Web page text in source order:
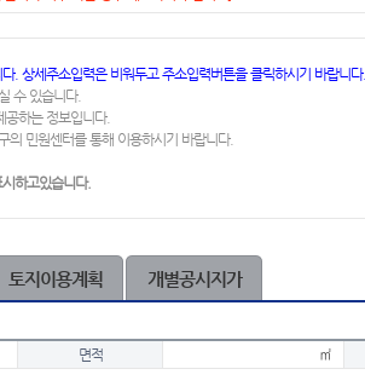
. 상세주소입력은 비워두고 주소입력버튼을 클릭하시기 바랍니다.
수 있습니다.
하는 정보입니다.
의 민원센터를 통해 이용하시기 바랍니다.
하고있습니다.
토지이용계획 개별공시지가
면적 ㎡